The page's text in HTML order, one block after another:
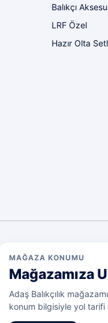
Balıkçı
LRF Özel
Hazır Olta
MAĞAZA KONUMU
Mağazamıza
Adaş Balıkçılık
konum bilgisiyle yol tarifi